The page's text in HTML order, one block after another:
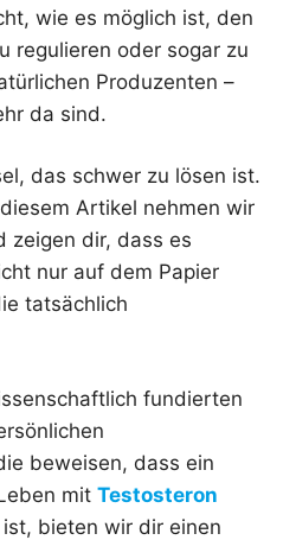
wie es möglich ist, den
regulieren oder sogar zu
Produzenten –
da sind.
das schwer zu lösen ist.
Artikel nehmen wir
zeigen dir, dass es
nur auf dem Papier
tatsächlich
fundierten
beweisen, dass ein
mit Testosteron
bieten wir dir einen